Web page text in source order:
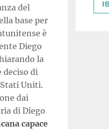
del
base per
è
Diego
la
deciso di
Uniti.
dai
di Diego
capace